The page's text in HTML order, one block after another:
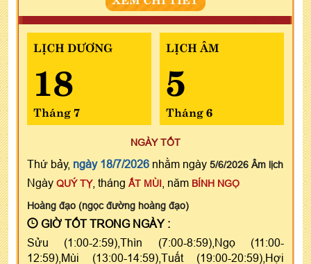
LỊCH DƯƠNG
18
Tháng 7
LỊCH ÂM
5
Tháng 6
NGÀY TỐT
Thứ bảy, ngày 18/7/2026 nhằm ngày 5/6/2026 Âm lịch
Ngày QUÝ TỴ, tháng ẤT MÙI , năm BÍNH NGỌ
Hoàng đạo (ngọc đường hoàng đạo)
GIỜ TỐT TRONG NGÀY :
Sửu (1:00-2:59),Thìn (7:00-8:59),Ngọ (11:00-
12:59),Mùi (13:00-14:59),Tuất (19:00-20:59),Hợi